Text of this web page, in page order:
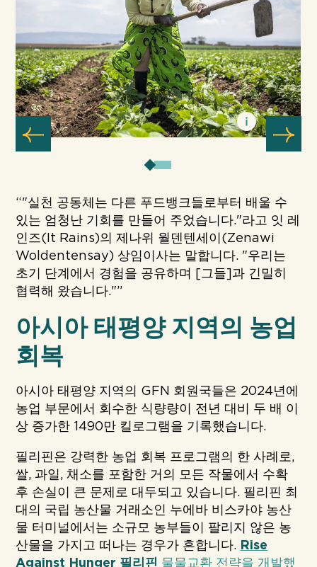
“"실천 공동체는 다른 푸드뱅크들로부터 배울 수
있는 엄청난 기회를 만들어 주었습니다."라고 잇 레
인즈(It Rains)의 제나위 월덴텐세이(Zenawi
Woldentensay) 상임이사는 말합니다. "우리는
초기 단계에서 경험을 공유하며 [그들]과 긴밀히
협력해 왔습니다."”
아시아 태평양 지역의 농업
회복
아시아 태평양 지역의 GFN 회원국들은 2024년에
농업 부문에서 회수한 식량량이 전년 대비 두 배 이
상 증가한 1490만 킬로그램을 기록했습니다.
필리핀은 강력한 농업 회복 프로그램의 한 사례로,
쌀, 과일, 채소를 포함한 거의 모든 작물에서 수확
후 손실이 큰 문제로 대두되고 있습니다. 필리핀 최
대의 국립 농산물 거래소인 누에바 비스카야 농산
물 터미널에서는 소규모 농부들이 팔리지 않은 농
산물을 가지고 떠나는 경우가 흔합니다. Rise
Against Hunger 필리핀 물물교환 전략을 개발했